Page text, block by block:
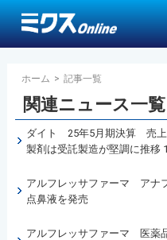
ホーム > 記事一覧
関連ニュース一覧
ダイト 25年5月期決算 売上
製剤は受託製造が堅調に推移
アルフレッサファーマ アナ
点鼻液を発売
アルフレッサファーマ 医薬